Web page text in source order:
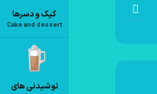
کیک و دسرها
Cake and dessert
نوشیدنی های